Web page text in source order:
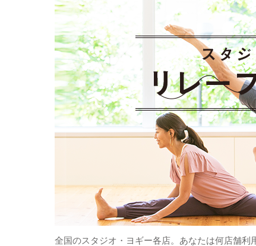
全国のスタジオ・ヨギー各店。あなたは何店舗利